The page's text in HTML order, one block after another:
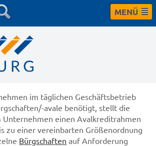
MENÜ
im täglichen Geschäftsbetrieb
avale benötigt, stellt die
Unternehmen einen Avalkreditrahmen
zu einer vereinbarten Größenordnung
Bürgschaften auf Anforderung